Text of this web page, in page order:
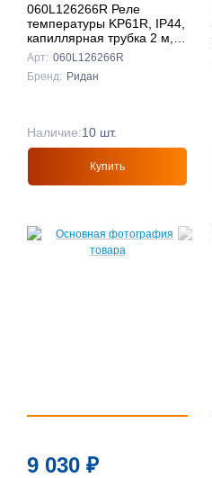
060L126266R Реле
температуры KP61R, IP44,
капиллярная трубка 2 м,
контактная группа SPDT,
Ридан
Арт: 060L126266R
Бренд: Ридан
Наличие:10 шт.
Купить
9 030 ₽